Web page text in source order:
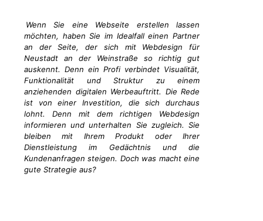
Wenn Sie eine Webseite erstellen lassen
möchten, haben Sie im Idealfall einen Partner
an der Seite, der sich mit Webdesign für
Neustadt an der Weinstraße so richtig gut
auskennt. Denn ein Profi verbindet Visualität,
Funktionalität und Struktur zu einem
anziehenden digitalen Werbeauftritt. Die Rede
ist von einer Investition, die sich durchaus
lohnt. Denn mit dem richtigen Webdesign
informieren und unterhalten Sie zugleich. Sie
bleiben mit Ihrem Produkt oder Ihrer
Dienstleistung im Gedächtnis und die
Kundenanfragen steigen. Doch was macht eine
gute Strategie aus?